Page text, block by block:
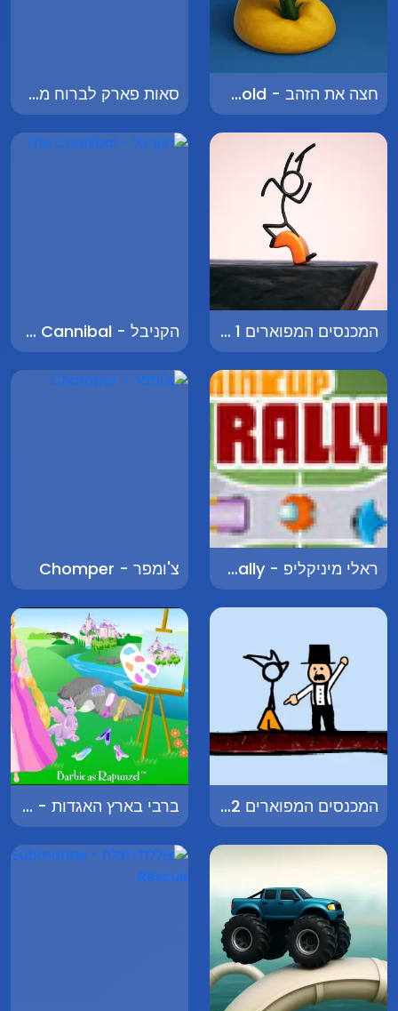
חצה את הזהב - Cross the Gold סאות פארק לברוח מהחייזרים - South Park Escape from the Aliens
המכנסים המפוארים 1 - The Fancy Pants Adventures 1 הקניבל - The Cannibal
ראלי מיניקליפ - Miniclip Rally צ'ומפר - Chomper
המכנסים המפוארים 2 - The Fancy Pants Adventures 2 ברבי בארץ האגדות - Barbie in Fairyland